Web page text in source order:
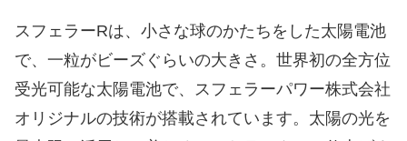
スフェラーRは、小さな球のかたちをした太陽電池
で、一粒がビーズぐらいの大きさ。世界初の全方位
受光可能な太陽電池で、スフェラーパワー株式会社
オリジナルの技術が搭載されています。太陽の光を